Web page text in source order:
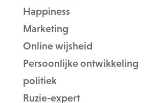
Happiness
Marketing
Online wijsheid
Persoonlijke ontwikkeling
politiek
Ruzie-expert